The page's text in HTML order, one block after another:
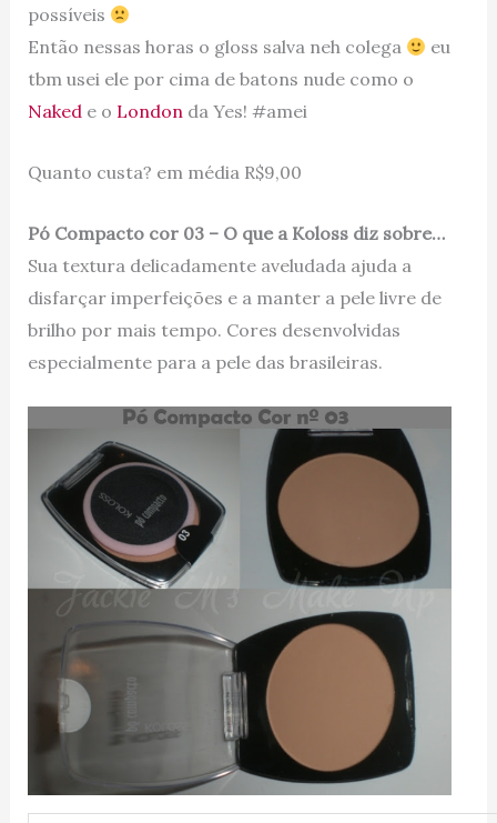
possíveis
Então nessas horas o gloss salva neh colega
eu
tbm usei ele por cima de batons nude como o
Nakede o Londonda Yes! #amei
Quanto custa? em média R$9,00
Pó Compacto cor 03 – O que a Koloss diz sobre…
Sua textura delicadamente aveludada ajuda a
disfarçar imperfeições e a manter a pele livre de
brilho por mais tempo. Cores desenvolvidas
especialmente para a pele das brasileiras.